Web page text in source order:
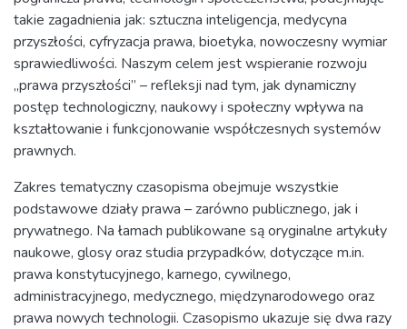
takie zagadnienia jak: sztuczna inteligencja, medycyna
przyszłości, cyfryzacja prawa, bioetyka, nowoczesny wymiar
sprawiedliwości. Naszym celem jest wspieranie rozwoju
„prawa przyszłości” – refleksji nad tym, jak dynamiczny
postęp technologiczny, naukowy i społeczny wpływa na
kształtowanie i funkcjonowanie współczesnych systemów
prawnych.
Zakres tematyczny czasopisma obejmuje wszystkie
podstawowe działy prawa – zarówno publicznego, jak i
prywatnego. Na łamach publikowane są oryginalne artykuły
naukowe, glosy oraz studia przypadków, dotyczące m.in.
prawa konstytucyjnego, karnego, cywilnego,
administracyjnego, medycznego, międzynarodowego oraz
prawa nowych technologii. Czasopismo ukazuje się dwa razy